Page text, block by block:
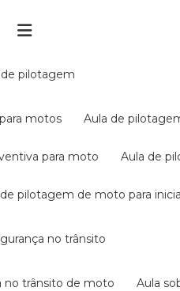
de pilotagem
motos aula de
para moto aula de
de pilotagem de moto para
no trânsito
no trânsito de moto aula